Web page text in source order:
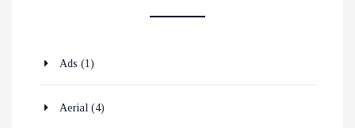
Ads (1)
Aerial (4)